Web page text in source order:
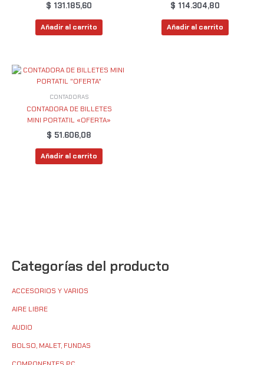
Categorías del producto
ACCESORIOS Y VARIOS
AIRE LIBRE
AUDIO
BOLSO, MALET, FUNDAS
$ 131.185,60
Añadir al carrito
$ 114.304,80
Añadir al carrito
CONTADORAS
CONTADORA DE BILLETES
MINI PORTATIL «OFERTA»
$ 51.606,08
Añadir al carrito